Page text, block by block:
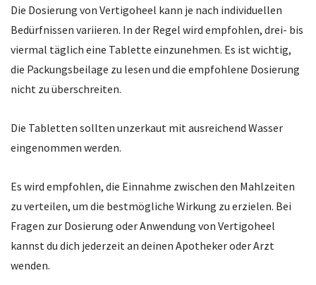
Die Dosierung von Vertigoheel kann je nach individuellen
Bedürfnissen variieren. In der Regel wird empfohlen, drei- bis
viermal täglich eine Tablette einzunehmen. Es ist wichtig,
die Packungsbeilage zu lesen und die empfohlene Dosierung
nicht zu überschreiten.
Die Tabletten sollten unzerkaut mit ausreichend Wasser
eingenommen werden.
Es wird empfohlen, die Einnahme zwischen den Mahlzeiten
zu verteilen, um die bestmögliche Wirkung zu erzielen. Bei
Fragen zur Dosierung oder Anwendung von Vertigoheel
kannst du dich jederzeit an deinen Apotheker oder Arzt
wenden.